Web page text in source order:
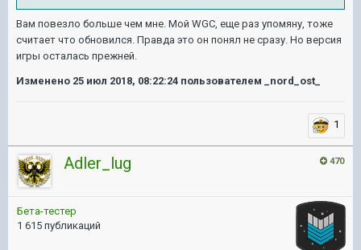
Вам повезло больше чем мне. Мой WGC, еще раз упомяну, тоже
считает что обновился. Правда это он понял не сразу. Но версия
игры осталась прежней.
Изменено 25 июл 2018, 08:22:24 пользователем _nord_ost_
1
470
Adler_lug
Бета-тестер
1 615 публикаций